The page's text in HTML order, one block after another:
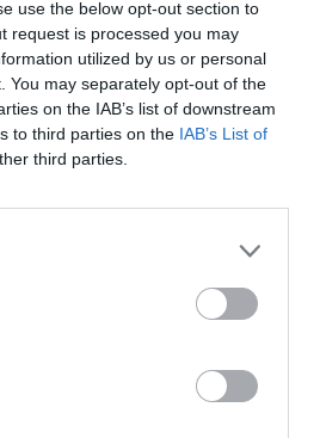
use the below opt-out section to
request is processed you may
utilized by us or personal
You may separately opt-out of the
on the IAB’s list of downstream
to third parties on the IAB’s List of
third parties.
na
kterou
dat,
TV program
22:15 Okno do hřbitova